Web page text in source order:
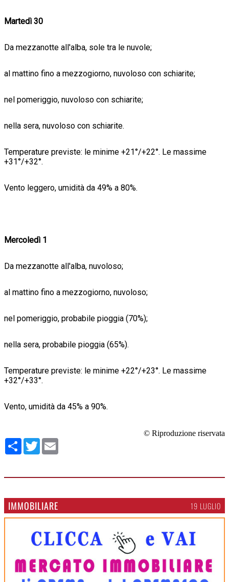
Martedì 30
Da mezzanotte all'alba, sole tra le nuvole;
al mattino fino a mezzogiorno, nuvoloso con schiarite;
nel pomeriggio, nuvoloso con schiarite;
nella sera, nuvoloso con schiarite.
Temperature previste: le minime +21°/+22°. Le massime
+31°/+32°.
Vento leggero, umidità da 49% a 80%.
Mercoledì 1
Da mezzanotte all'alba, nuvoloso;
al mattino fino a mezzogiorno, nuvoloso;
nel pomeriggio, probabile pioggia (70%);
nella sera, probabile pioggia (65%).
Temperature previste: le minime +22°/+23°. Le massime
+32°/+33°.
Vento, umidità da 45% a 90%.
© Riproduzione riservata
Condividi
Twitter
IMMOBILIARE 19 LUGLIO